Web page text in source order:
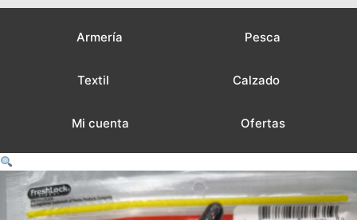
Armería Pesca
Textil Calzado
Mi cuenta Ofertas